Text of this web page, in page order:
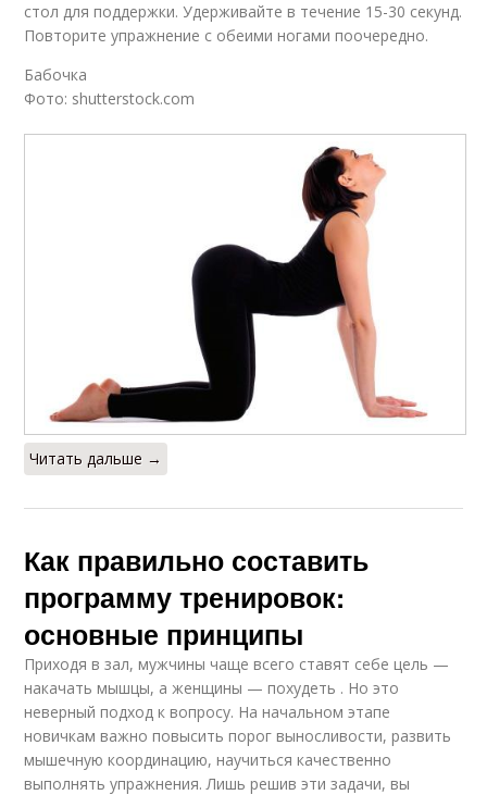
стол для поддержки. Удерживайте в течение 15-30 секунд.
Повторите упражнение с обеими ногами поочередно.
Бабочка
Фото: shutterstock.com
Читать дальше →
Как правильно составить
программу тренировок:
основные принципы
Приходя в зал, мужчины чаще всего ставят себе цель —
накачать мышцы, а женщины — похудеть . Но это
неверный подход к вопросу. На начальном этапе
новичкам важно повысить порог выносливости, развить
мышечную координацию, научиться качественно
выполнять упражнения. Лишь решив эти задачи, вы